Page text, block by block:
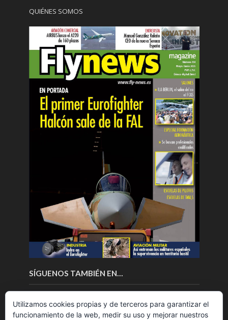
QUIÉNES SOMOS
SÍGUENOS TAMBIÉN EN…
Utilizamos cookies propias y de terceros para garantizar el
funcionamiento de la web, medir su uso y mejorar nuestros